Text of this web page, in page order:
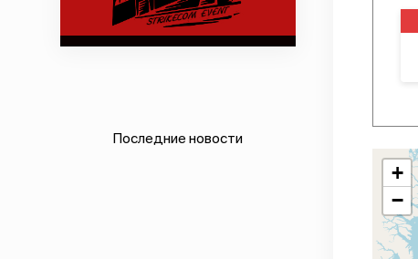
Последние новости
+
−